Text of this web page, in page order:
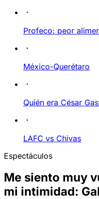
Profeco: peor
México-Querétaro
Quién era César
LAFC vs Chivas
Espectáculos
Me siento muy
mi intimidad: